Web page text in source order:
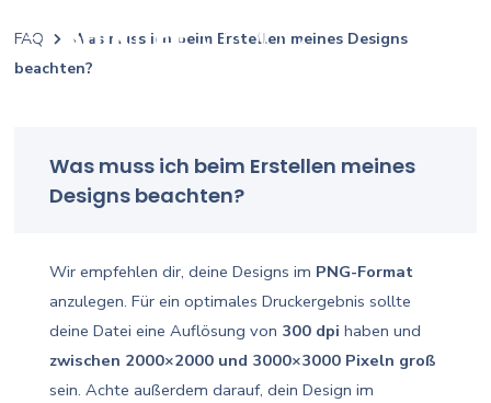
FAQ
Was muss ich beim Erstellen meines Designs
beachten?
Was muss ich beim Erstellen meines
Designs beachten?
Wir empfehlen dir, deine Designs im PNG-Format
anzulegen. Für ein optimales Druckergebnis sollte
deine Datei eine Auflösung von 300 dpi haben und
zwischen 2000×2000 und 3000×3000 Pixeln groß
sein. Achte außerdem darauf, dein Design im